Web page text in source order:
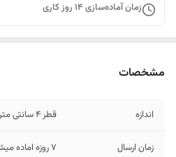
زمان آماده‌سازی 14 روز کاری
مشخصات
اندازه قطر 4 سانتی متر - ارتفاع 10 سانتی متر
زمان ارسال 7 روزه اماده میشود.